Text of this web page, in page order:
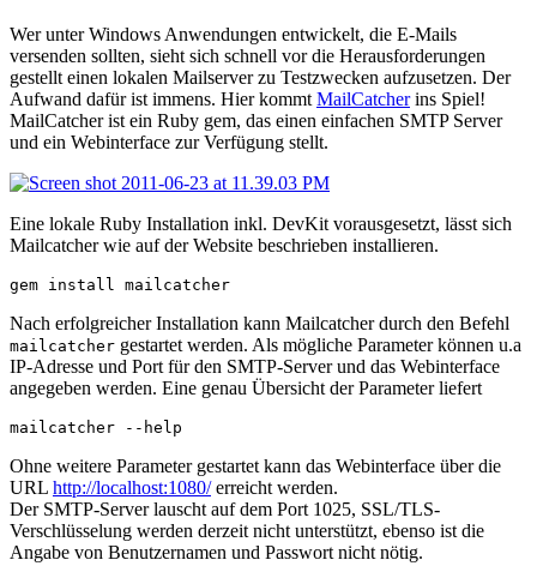
Wer unter Windows Anwendungen entwickelt, die E-Mails
versenden sollten, sieht sich schnell vor die Herausforderungen
gestellt einen lokalen Mailserver zu Testzwecken aufzusetzen. Der
Aufwand dafür ist immens. Hier kommt MailCatcherins Spiel!
MailCatcher ist ein Ruby gem, das einen einfachen SMTP Server
und ein Webinterface zur Verfügung stellt.
Eine lokale Ruby Installation inkl. DevKit vorausgesetzt, lässt sich
Mailcatcher wie auf der Website beschrieben installieren.
Nach erfolgreicher Installation kann Mailcatcher durch den Befehl
mailcatcher gestartet werden. Als mögliche Parameter können u.a
IP-Adresse und Port für den SMTP-Server und das Webinterface
angegeben werden. Eine genau Übersicht der Parameter liefert
Ohne weitere Parameter gestartet kann das Webinterface über die
URL http://localhost:1080/erreicht werden.
Der SMTP-Server lauscht auf dem Port 1025, SSL/TLS-
Verschlüsselung werden derzeit nicht unterstützt, ebenso ist die
Angabe von Benutzernamen und Passwort nicht nötig.